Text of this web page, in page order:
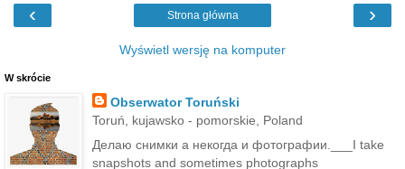
‹ ›
Strona główna
Wyświetl wersję na komputer
W skrócie
Obserwator Toruński
Toruń, kujawsko - pomorskie, Poland
Делаю снимки а некогда и фотографии.___I take
snapshots and sometimes photographs